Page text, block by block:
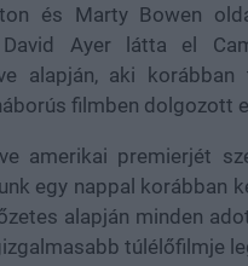
és Marty Bowen
Ayer látta el
alapján, aki
filmben dolgozott
amerikai premierjét
egy nappal korábban
alapján minden
túlélőfilmje